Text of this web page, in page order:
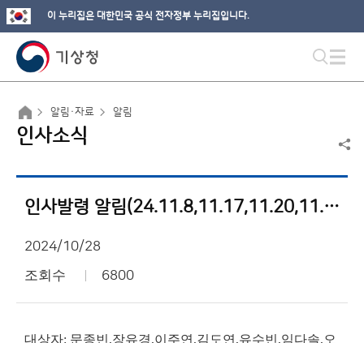
이 누리집은 대한민국 공식 전자정부 누리집입니다.
알림·자료 알림
인사소식
인사발령 알림(24.11.8,11.17,11.20,11.30)
2024/10/28
조회수 6800
대상자: 문종빈,장유경,이주연,김도연,유수빈,임다솔,오